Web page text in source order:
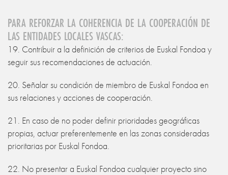
PARA REFORZAR LA COHERENCIA DE LA COOPERACIÓN DE
LAS ENTIDADES LOCALES VASCAS:
19. Contribuir a la definición de criterios de Euskal Fondoa y
seguir sus recomendaciones de actuación.
20. Señalar su condición de miembro de Euskal Fondoa en
sus relaciones y acciones de cooperación.
21. En caso de no poder definir prioridades geográficas
propias, actuar preferentemente en las zonas consideradas
prioritarias por Euskal Fondoa.
22. No presentar a Euskal Fondoa cualquier proyecto sino